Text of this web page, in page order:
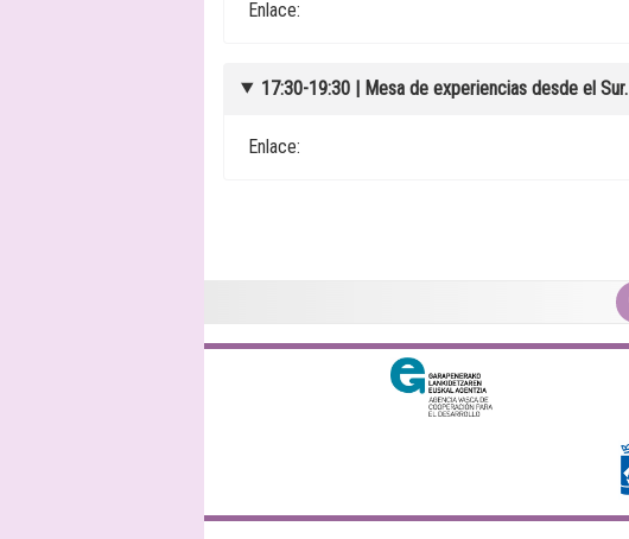
Enlace:
17:30-19:30 | Mesa de experiencias desde el Sur.
Enlace: